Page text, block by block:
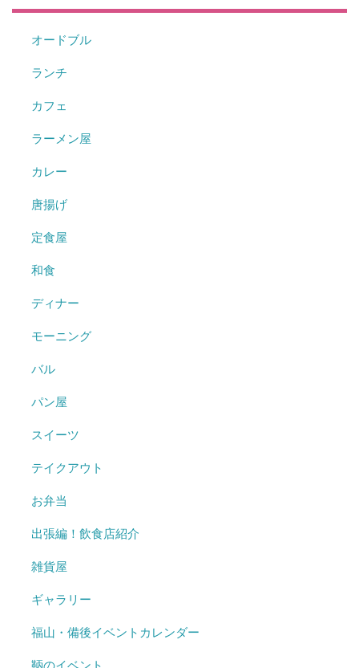
オードブル
ランチ
カフェ
ラーメン屋
カレー
唐揚げ
定食屋
和食
ディナー
モーニング
バル
パン屋
スイーツ
テイクアウト
お弁当
出張編！飲食店紹介
雑貨屋
ギャラリー
福山・備後イベントカレンダー
鞆のイベント